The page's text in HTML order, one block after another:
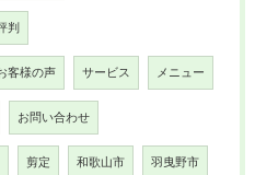
判
客様の声 サービス メニュー
お問い合わせ
剪定 和歌山市 羽曳野市